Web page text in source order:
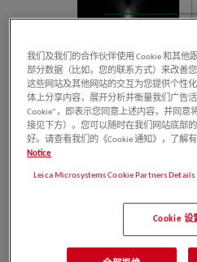
图1：z方向上强度分布的半高宽（
点扩散函数通过足够小的荧
剖面图的强度来加以记录。
进行测量（介于绿色线段之
我们及我们的合作伙伴使用 Cookie 和其他
部分数据（比如，您的联系方式）来改善
这些网站及其他网站的交互为您提供个性
体上分享内容，展开分析并衡量我们广告
Cookie”，即表示您同意上述内容，并同意
接见下方）。您可以随时在我们网站底部
好。请查看我们的《Cookie 通知》，了解
Notice
Leica Microsystems Cookie Partners Details
Cookie 设